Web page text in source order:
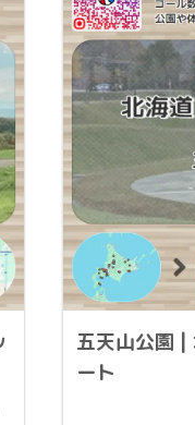
五天山公園 |
ート